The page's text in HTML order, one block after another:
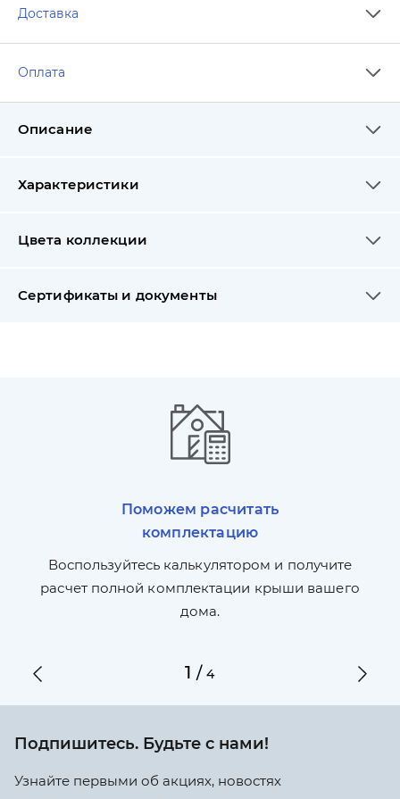
Доставка
Оплата
Описание
Характеристики
Цвета коллекции
Сертификаты и документы
Поможем расчитать
комплектацию
Воспользуйтесь калькулятором и получите
расчет полной комплектации крыши вашего
дома.
1 /4
Подпишитесь. Будьте с нами!
Узнайте первыми об акциях, новостях